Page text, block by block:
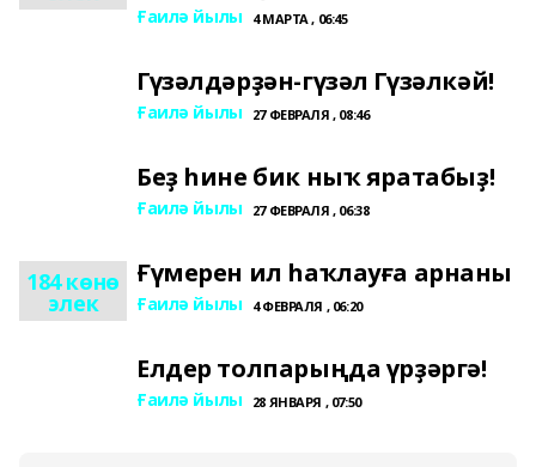
Ғаилә йылы 4 МАРТА , 06:45
Гүзәлдәрҙән-гүзәл Гүзәлкәй!
Ғаилә йылы 27 ФЕВРАЛЯ , 08:46
Беҙ һине бик ныҡ яратабыҙ!
Ғаилә йылы 27 ФЕВРАЛЯ , 06:38
184 көнө
элек
Ғүмерен ил һаҡлауға арнаны
Ғаилә йылы 4 ФЕВРАЛЯ , 06:20
Елдер толпарыңда үрҙәргә!
Ғаилә йылы 28 ЯНВАРЯ , 07:50